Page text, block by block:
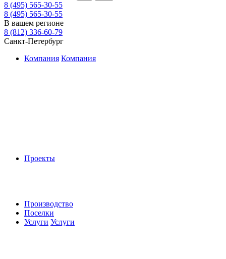
8 (495) 565-30-55
8 (495) 565-30-55
В вашем регионе
8 (812) 336-60-79
Санкт-Петербург
Компания Компания
Проекты
Производство
Поселки
Услуги Услуги